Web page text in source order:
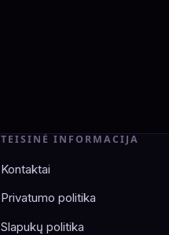
TEISINĖ INFORMACIJA
Kontaktai
Privatumo politika
Slapukų politika